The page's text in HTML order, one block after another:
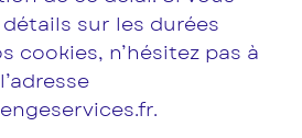
sur les durées
cookies, n’hésitez pas à